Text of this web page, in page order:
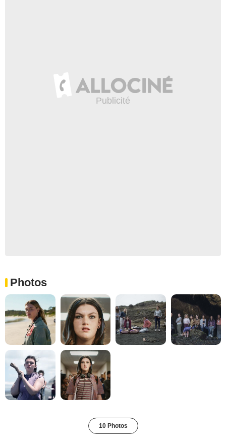
Photos
10 Photos